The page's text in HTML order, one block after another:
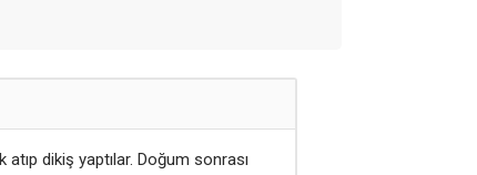
dikiş yaptılar. Doğum sonrası